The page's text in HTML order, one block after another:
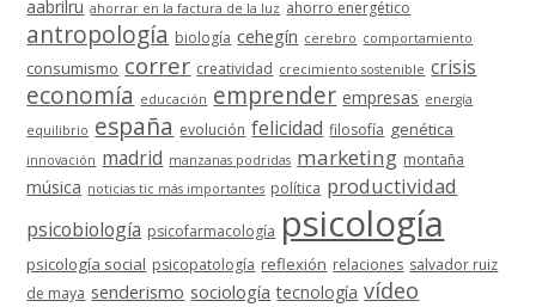
aabrilru ahorrar en la factura de la luz ahorro energético
antropología biología cehegín cerebro comportamiento
consumismo correr creatividad crecimiento sostenible crisis
economía educación emprender empresas energía
equilibrio españa evolución felicidad filosofía genética
innovación madrid manzanas podridas marketing montaña
música noticias tic más importantes política productividad
psicobiología psicofarmacología psicología
psicología social psicopatología reflexión relaciones salvador ruiz
de maya senderismo sociología tecnología vídeo